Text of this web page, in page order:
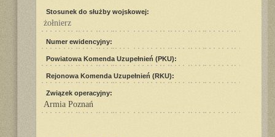
Stosunek do służby wojskowej:
żołnierz
Numer ewidencyjny:
Powiatowa Komenda Uzupełnień (PKU):
Rejonowa Komenda Uzupełnień (RKU):
Związek operacyjny:
Armia Poznań